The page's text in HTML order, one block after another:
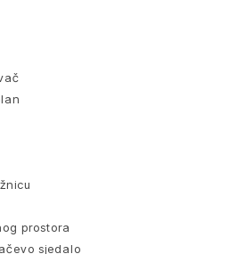
prostora
sjedalo